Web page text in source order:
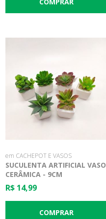
em CACHEPOT E VASOS
SUCULENTA ARTIFICIAL VASO
CERÂMICA - 9CM
R$ 14,99